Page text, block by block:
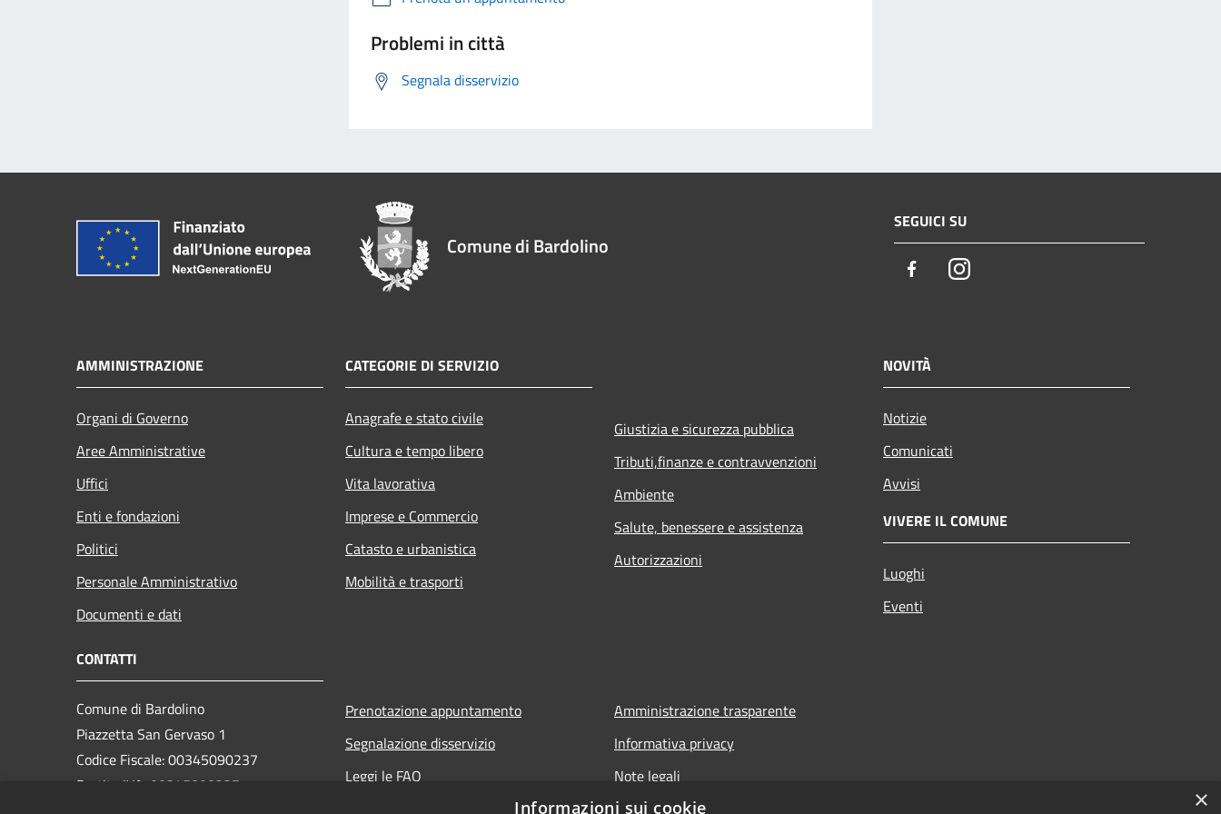
Problemi in città
Segnala disservizio
Comune di Bardolino
SEGUICI SU
FacebookInstagram
AMMINISTRAZIONE
Organi di Governo
Aree Amministrative
Uffici
Enti e fondazioni
Politici
Personale Amministrativo
Documenti e dati
CATEGORIE DI SERVIZIO
Anagrafe e stato civile
Cultura e tempo libero
Vita lavorativa
Imprese e Commercio
Catasto e urbanistica
Mobilità e trasporti
Giustizia e sicurezza pubblica
Tributi,finanze e contravvenzioni
Ambiente
Salute, benessere e assistenza
Autorizzazioni
NOVITÀ
Notizie
Comunicati
Avvisi
VIVERE IL COMUNE
Luoghi
Eventi
CONTATTI
Comune di Bardolino
Piazzetta San Gervaso 1
Codice Fiscale: 00345090237
Partita IVA: 00345090237
Prenotazione appuntamento
Segnalazione disservizio
Leggi le FAQ
Amministrazione trasparente
Informativa privacy
Note legali
Dichiarazione di accessibilità
×
Informazioni sui cookie